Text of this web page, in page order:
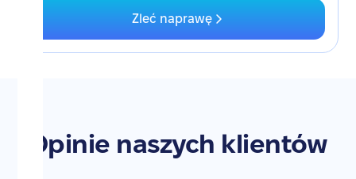
Zleć naprawę
Opinie naszych klientów